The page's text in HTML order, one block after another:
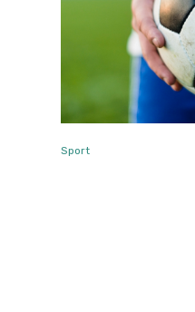
Sport